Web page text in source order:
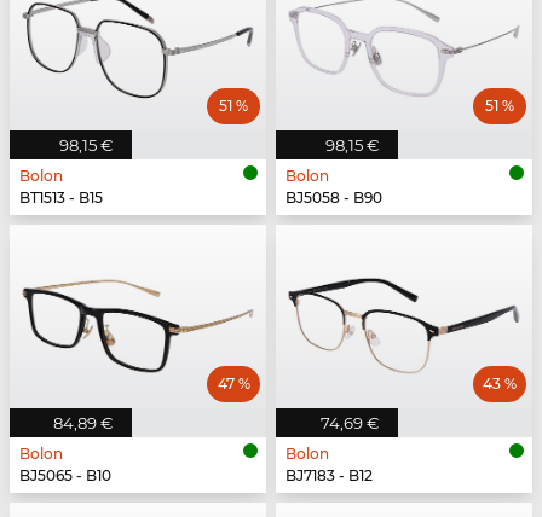
98,15 €
51 %
Bolon
BT1513 - B15
98,15 €
51 %
Bolon
BJ5058 - B90
84,89 €
47 %
Bolon
BJ5065 - B10
74,69 €
43 %
Bolon
BJ7183 - B12